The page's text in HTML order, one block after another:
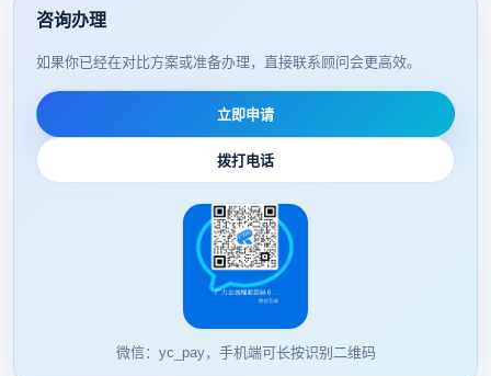
咨询办理
如果你已经在对比方案或准备办理，直接联系顾问会更高效。
立即申请
拨打电话
微信：yc_pay，手机端可长按识别二维码